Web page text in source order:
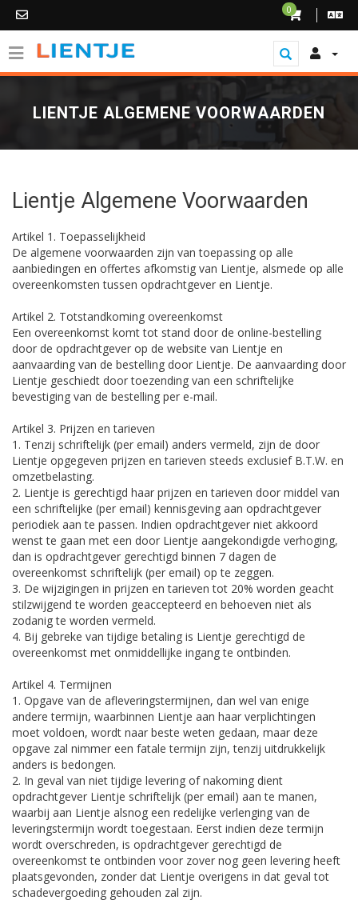
0
LIENTJE ALGEMENE VOORWAARDEN
Lientje Algemene Voorwaarden
Artikel 1. Toepasselijkheid
De algemene voorwaarden zijn van toepassing op alle
aanbiedingen en offertes afkomstig van Lientje, alsmede op alle
overeenkomsten tussen opdrachtgever en Lientje.
Artikel 2. Totstandkoming overeenkomst
Een overeenkomst komt tot stand door de online-bestelling
door de opdrachtgever op de website van Lientje en
aanvaarding van de bestelling door Lientje. De aanvaarding door
Lientje geschiedt door toezending van een schriftelijke
bevestiging van de bestelling per e-mail.
Artikel 3. Prijzen en tarieven
1. Tenzij schriftelijk (per email) anders vermeld, zijn de door
Lientje opgegeven prijzen en tarieven steeds exclusief B.T.W. en
omzetbelasting.
2. Lientje is gerechtigd haar prijzen en tarieven door middel van
een schriftelijke (per email) kennisgeving aan opdrachtgever
periodiek aan te passen. Indien opdrachtgever niet akkoord
wenst te gaan met een door Lientje aangekondigde verhoging,
dan is opdrachtgever gerechtigd binnen 7 dagen de
overeenkomst schriftelijk (per email) op te zeggen.
3. De wijzigingen in prijzen en tarieven tot 20% worden geacht
stilzwijgend te worden geaccepteerd en behoeven niet als
zodanig te worden vermeld.
4. Bij gebreke van tijdige betaling is Lientje gerechtigd de
overeenkomst met onmiddellijke ingang te ontbinden.
Artikel 4. Termijnen
1. Opgave van de afleveringstermijnen, dan wel van enige
andere termijn, waarbinnen Lientje aan haar verplichtingen
moet voldoen, wordt naar beste weten gedaan, maar deze
opgave zal nimmer een fatale termijn zijn, tenzij uitdrukkelijk
anders is bedongen.
2. In geval van niet tijdige levering of nakoming dient
opdrachtgever Lientje schriftelijk (per email) aan te manen,
waarbij aan Lientje alsnog een redelijke verlenging van de
leveringstermijn wordt toegestaan. Eerst indien deze termijn
wordt overschreden, is opdrachtgever gerechtigd de
overeenkomst te ontbinden voor zover nog geen levering heeft
plaatsgevonden, zonder dat Lientje overigens in dat geval tot
schadevergoeding gehouden zal zijn.